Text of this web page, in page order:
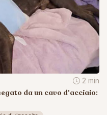
2 min
da un cavo d'acciaio: